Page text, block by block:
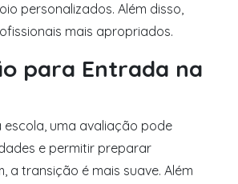
personalizados. Além disso,
mais apropriados.
para Entrada na
escola, uma avaliação pode
e permitir preparar
a transição é mais suave. Além